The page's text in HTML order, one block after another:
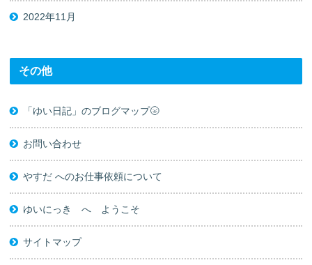
2022年11月
その他
「ゆい日記」のブログマップ🌝
お問い合わせ
やすだ へのお仕事依頼について
ゆいにっき へ ようこそ
サイトマップ